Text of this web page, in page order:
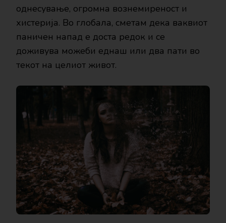
однесување, огромна вознемиреност и
хистерија. Во глобала, сметам дека ваквиот
паничен напад е доста редок и се
доживува можеби еднаш или два пати во
текот на целиот живот.